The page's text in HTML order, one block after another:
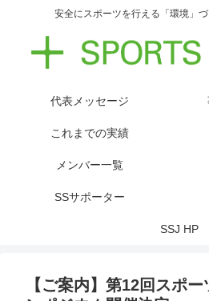
安全にスポーツを行える「環境」
代表メッセージ
これまでの実績
メンバー一覧
SSサポーター
SSJ HP
【ご案内】第12回スポ